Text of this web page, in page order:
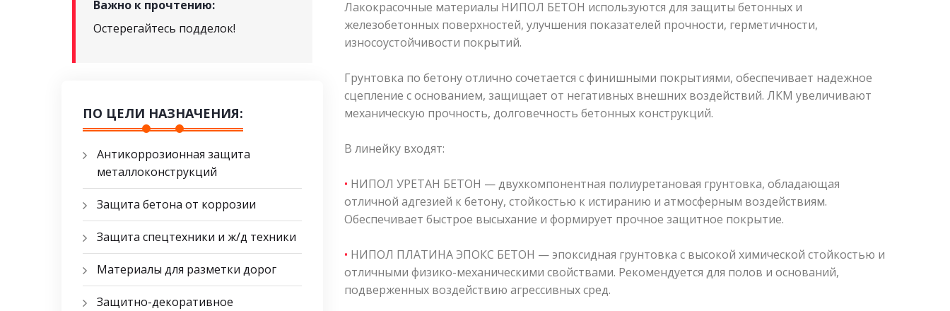
Важно к прочтению:
Остерегайтесь подделок!
ПО ЦЕЛИ НАЗНАЧЕНИЯ:
Антикоррозионная защита
металлоконструкций
Защита бетона от коррозии
Защита спецтехники и ж/д техники
Материалы для разметки дорог
Защитно-декоративное
Лакокрасочные материалы НИПОЛ БЕТОН используются для защиты бетонных и
железобетонных поверхностей, улучшения показателей прочности, герметичности,
износоустойчивости покрытий.
Грунтовка по бетону отлично сочетается с финишными покрытиями, обеспечивает надежное
сцепление с основанием, защищает от негативных внешних воздействий. ЛКМ увеличивают
механическую прочность, долговечность бетонных конструкций.
В линейку входят:
• НИПОЛ УРЕТАН БЕТОН — двухкомпонентная полиуретановая грунтовка, обладающая
отличной адгезией к бетону, стойкостью к истиранию и атмосферным воздействиям.
Обеспечивает быстрое высыхание и формирует прочное защитное покрытие.
• НИПОЛ ПЛАТИНА ЭПОКС БЕТОН — эпоксидная грунтовка с высокой химической стойкостью и
отличными физико-механическими свойствами. Рекомендуется для полов и оснований,
подверженных воздействию агрессивных сред.